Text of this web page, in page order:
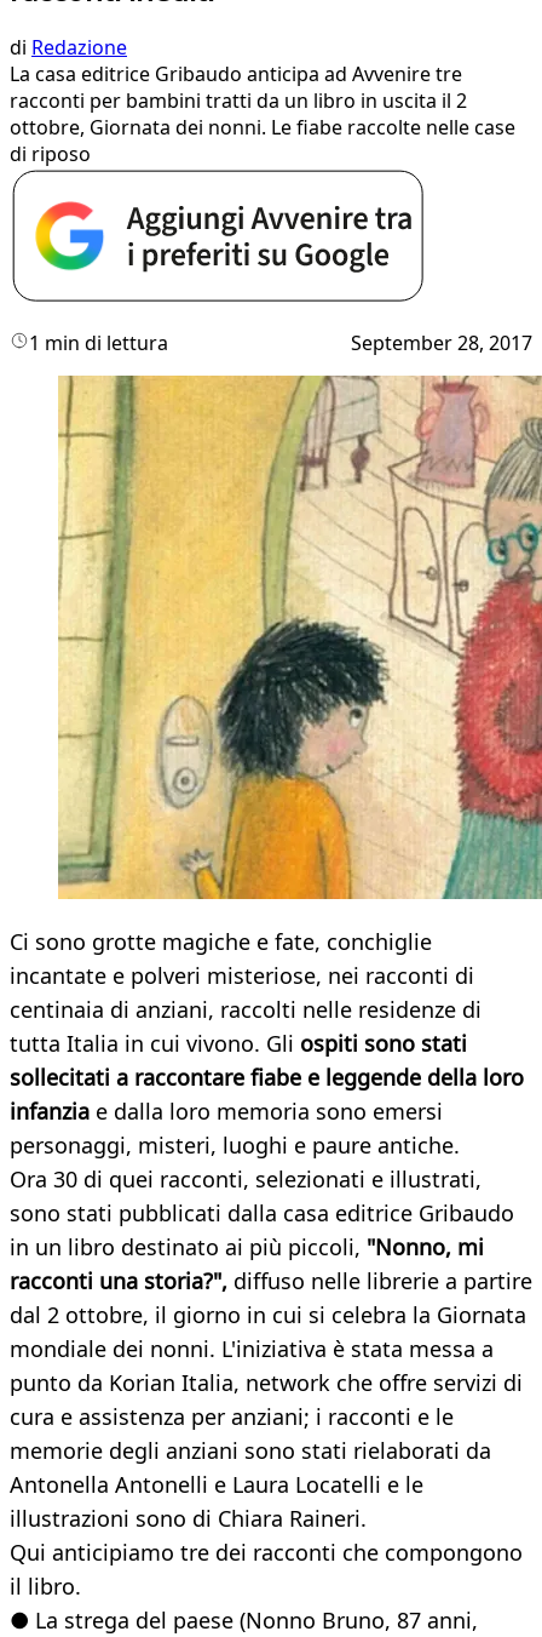
di Redazione
La casa editrice Gribaudo anticipa ad Avvenire tre
racconti per bambini tratti da un libro in uscita il 2
ottobre, Giornata dei nonni. Le fiabe raccolte nelle case
di riposo
1 min di lettura September 28, 2017
Ci sono grotte magiche e fate, conchiglie
incantate e polveri misteriose, nei racconti di
centinaia di anziani, raccolti nelle residenze di
tutta Italia in cui vivono. Gli ospiti sono stati
sollecitati a raccontare fiabe e leggende della loro
infanzia e dalla loro memoria sono emersi
personaggi, misteri, luoghi e paure antiche.
Ora 30 di quei racconti, selezionati e illustrati,
sono stati pubblicati dalla casa editrice Gribaudo
in un libro destinato ai più piccoli, "Nonno, mi
racconti una storia?", diffuso nelle librerie a partire
dal 2 ottobre, il giorno in cui si celebra la Giornata
mondiale dei nonni. L'iniziativa è stata messa a
punto da Korian Italia, network che offre servizi di
cura e assistenza per anziani; i racconti e le
memorie degli anziani sono stati rielaborati da
Antonella Antonelli e Laura Locatelli e le
illustrazioni sono di Chiara Raineri.
Qui anticipiamo tre dei racconti che compongono
il libro.
● La strega del paese (Nonno Bruno, 87 anni,